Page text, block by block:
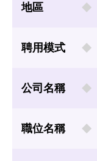
地區
聘用模式
公司名稱
職位名稱